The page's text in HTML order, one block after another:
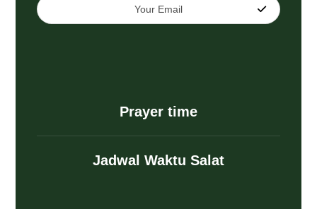
Prayer time
Jadwal Waktu Salat